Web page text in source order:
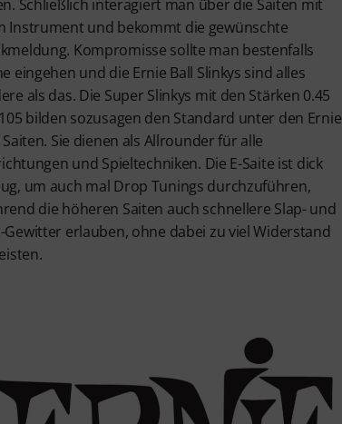
Schließlich interagiert man über die Saiten mit
Instrument und bekommt die gewünschte
Kompromisse sollte man bestenfalls
eingehen und die Ernie Ball Slinkys sind alles
als das. Die Super Slinkys mit den Stärken 0.45
bilden sozusagen den Standard unter den Ernie
Saiten. Sie dienen als Allrounder für alle
und Spieltechniken. Die E-Saite ist dick
um auch mal Drop Tunings durchzuführen,
die höheren Saiten auch schnellere Slap- und
Gewitter erlauben, ohne dabei zu viel Widerstand